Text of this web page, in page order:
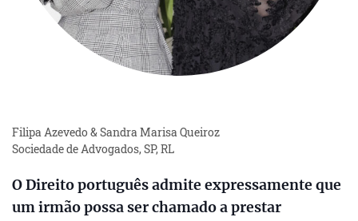
Filipa Azevedo & Sandra Marisa Queiroz
Sociedade de Advogados, SP, RL
O Direito português admite expressamente que
um irmão possa ser chamado a prestar